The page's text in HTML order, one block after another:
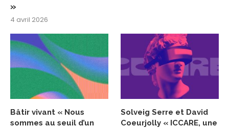
»
4 avril 2026
Bâtir vivant « Nous
sommes au seuil d’un
Solveig Serre et David
Coeurjolly « ICCARE, une